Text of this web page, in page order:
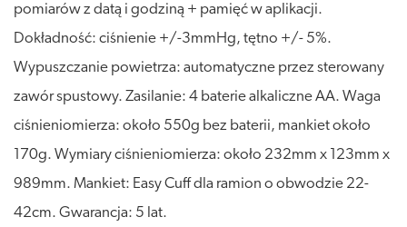
pomiarów z datą i godziną + pamięć w aplikacji.
Dokładność: ciśnienie +/-3mmHg, tętno +/- 5%.
Wypuszczanie powietrza: automatyczne przez sterowany
zawór spustowy. Zasilanie: 4 baterie alkaliczne AA. Waga
ciśnieniomierza: około 550g bez baterii, mankiet około
170g. Wymiary ciśnieniomierza: około 232mm x 123mm x
989mm. Mankiet: Easy Cuff dla ramion o obwodzie 22-
42cm. Gwarancja: 5 lat.